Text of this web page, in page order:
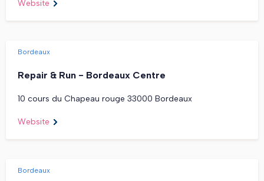
Website
Bordeaux
Repair & Run - Bordeaux Centre
10 cours du Chapeau rouge 33000 Bordeaux
Website
Bordeaux